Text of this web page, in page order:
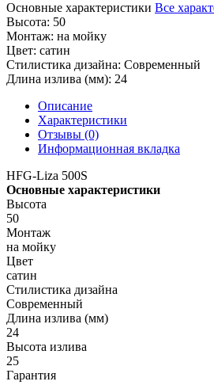
Основные характеристики Все
Высота: 50
Монтаж: на мойку
Цвет: сатин
Стилистика дизайна: Современный
Длина излива (мм): 24
Описание
Характеристики
Отзывы (0)
Информационная вкладка
HFG-Liza 500S
Основные характеристики
Высота
50
Монтаж
на мойку
Цвет
сатин
Стилистика дизайна
Современный
Длина излива (мм)
24
Высота излива
25
Гарантия